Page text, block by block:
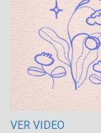
VER VIDEO